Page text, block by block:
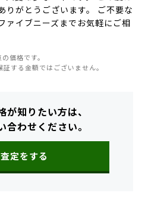
りがとうございます。 ご不要な
ァイブニーズまでお気軽にご相
価格です。
する金額ではございません。
が知りたい方は、
合わせください。
定をする